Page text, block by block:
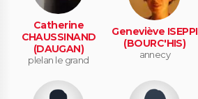
Catherine
CHAUSSINAND
(DAUGAN)
plelan le grand
Geneviève ISEPPI
(BOURC'HIS)
annecy